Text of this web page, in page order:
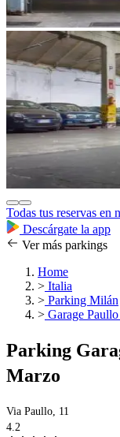
Todas tus reservas en
Descárgate la app
Ver más parkings
Home
> Italia
> Parking Milán
> Garage
Parking
Marzo
Via Paullo, 11
4.2